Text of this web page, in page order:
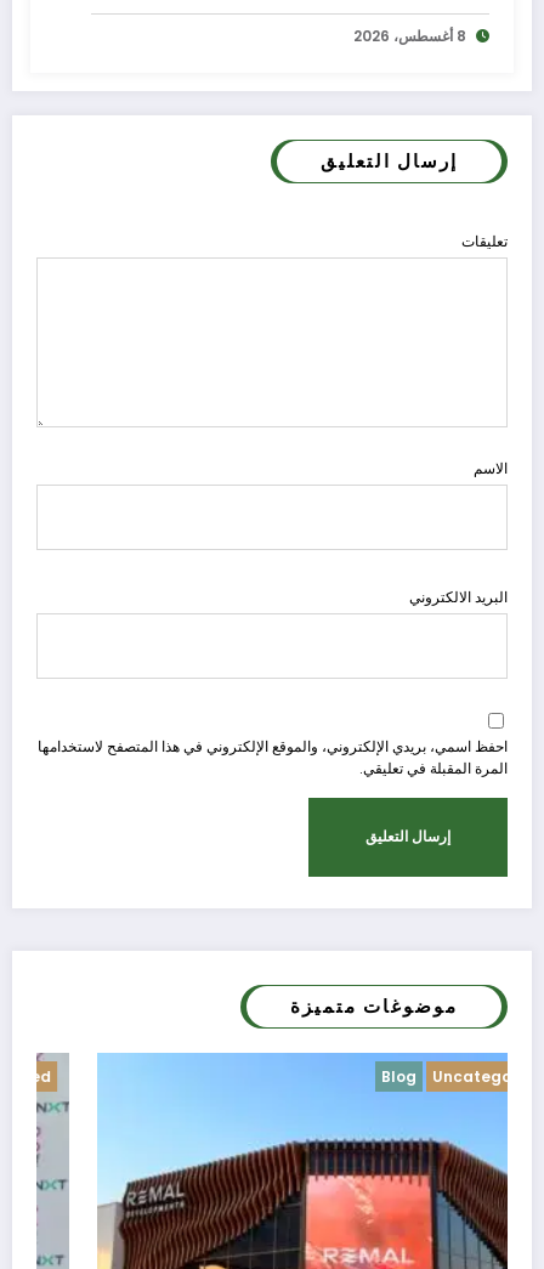
8 أغسطس، 2026
إرسال التعليق
تعليقات
الاسم
البريد الالكتروني
احفظ اسمي، بريدي الإلكتروني، والموقع الإلكتروني في هذا المتصفح لاستخدامها
المرة المقبلة في تعليقي.
موضوغات متميزة
Uncategorized